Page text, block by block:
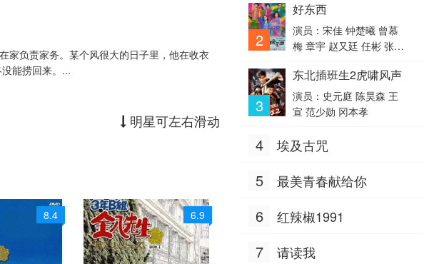
家负责家务。某个风很大的日子里，他在收衣
能捞回来。...
明星可左右滑动
8.4 6.9
姆 方培松
2
好东西
演员：宋佳 钟楚曦 曾慕
梅 章宇 赵又廷 任彬 张
易 杨英格 安栋 冯玛娅
3
东北插班生2虎啸风声
演员：史元庭 陈昊森 王
宣 范少勋 冈本孝
4 埃及古咒
5 最美青春献给你
6 红辣椒1991
7 请读我